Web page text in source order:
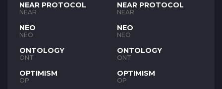
NEAR PROTOCOL
NEAR
NEO
NEO
ONTOLOGY
ONT
OPTIMISM
OP
NEAR PROTOCOL
NEAR
NEO
NEO
ONTOLOGY
ONT
OPTIMISM
OP